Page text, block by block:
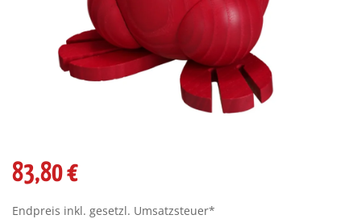
83,80 €
Endpreis inkl. gesetzl. Umsatzsteuer*